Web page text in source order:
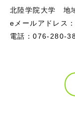
北陸学院大学 地
eメールアドレス
電話：076-280-